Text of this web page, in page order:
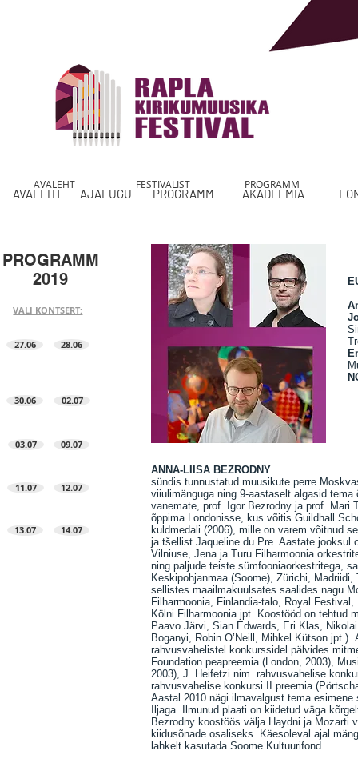
AVALEHT AJALUGU PROGRAMM AKADEEMIA
AVALEHT FESTIVALIST PROGRAMM
PROGRAMM
2019
VALI KONTSERT:
27.06 28.06
30.06 02.07
03.07 09.07
11.07
13.07
12.07
14.07
ANNA-LIISA BEZRODNY
sündis tunnustatud muusikute perre
viiulimänguga ning 9-aastaselt algasid
vanemate, prof. Igor Bezrodny ja prof. Mari
õppima Londonisse, kus võitis Guildhall
kuldmedali (2006), mille on varem võitnud
ja tšellist Jaqueline du Pre. Aastate jooksul
Vilniuse, Jena ja Turu Filharmoonia
ning paljude teiste sümfooniaorkestritega,
Keskipohjanmaa (Soome), Zürichi,
sellistes maailmakuulsates saalides nagu
Filharmoonia, Finlandia-talo, Royal
Kölni Filharmoonia jpt. Koostööd on tehtud
Paavo Järvi, Sian Edwards, Eri Klas,
Boganyi, Robin O’Neill, Mihkel Kütson
rahvusvahelistel konkurssidel pälvides
Foundation peapreemia (London, 2003),
2003), J. Heifetzi nim. rahvusvahelise
rahvusvahelise konkursi II preemia
Aastal 2010 nägi ilmavalgust tema
Iljaga. Ilmunud plaati on kiidetud väga
Bezrodny koostöös välja Haydni ja Mozarti
kiidusõnade osaliseks. Käesoleval ajal
lahkelt kasutada Soome Kultuurifond.